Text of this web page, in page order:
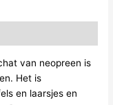
van neopreen is
Het is
en laarsjes en